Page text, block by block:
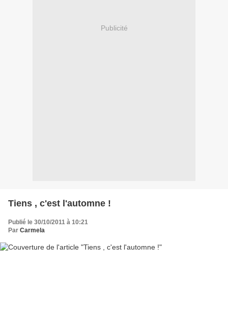
Publicité
Tiens , c'est l'automne !
Publié le 30/10/2011 à 10:21
Par Carmela